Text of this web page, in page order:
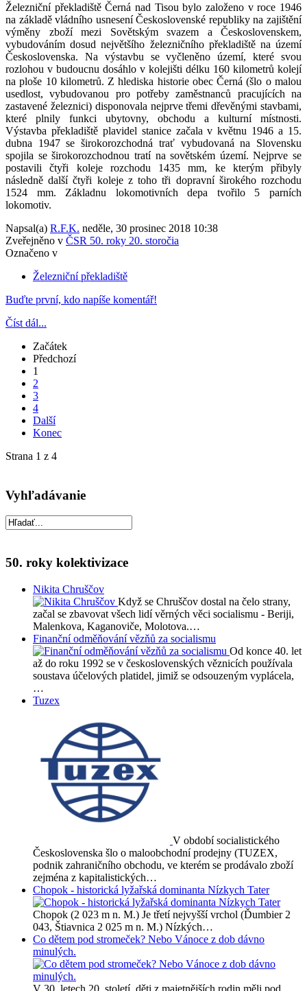
Železniční překladiště Černá nad Tisou bylo založeno v roce 1946
na základě vládního usnesení Československé republiky na zajištění
výměny zboží mezi Sovětským svazem a Československem,
vybudováním dosud největšího železničního překladiště na území
Československa. Na výstavbu se vyčleněno území, které svou
rozlohou v budoucnu dosáhlo v kolejišti délku 160 kilometrů kolejí
na ploše 10 kilometrů. Z hlediska historie obec Černá (šlo o malou
usedlost, vybudovanou pro potřeby zaměstnanců pracujících na
zastavené železnici) disponovala nejprve třemi dřevěnými stavbami,
které plnily funkci ubytovny, obchodu a kulturní místnosti.
Výstavba překladiště plavidel stanice začala v květnu 1946 a 15.
dubna 1947 se širokorozchodná trať vybudovaná na Slovensku
spojila se širokorozchodnou tratí na sovětském území. Nejprve se
postavili čtyři koleje rozchodu 1435 mm, ke kterým přibyly
následně další čtyři koleje z toho tři dopravní širokého rozchodu
1524 mm. Základnu lokomotivních depa tvořilo 5 parních
lokomotiv.
Napsal(a) R.F.K. neděle, 30 prosinec 2018 10:38
Zveřejněno v ČSR 50. roky 20. storočia
Označeno v
Železniční překladiště
Buďte první, kdo napíše komentář!
Číst dál...
Začátek
Předchozí
1
2
3
4
Další
Konec
Strana 1 z 4
Vyhľadávanie
50. roky kolektivizace
Nikita Chruščov
Když se Chruščov dostal na čelo strany,
začal se zbavovat všech lidí věrných věci socialismu - Beriji,
Malenkova, Kaganoviče, Molotova.…
Finanční odměňování vězňů za socialismu
Od konce 40. let
až do roku 1992 se v československých věznicích používala
soustava účelových platidel, jimiž se odsouzeným vyplácela,
…
Tuzex
V období socialistického
Československa šlo o maloobchodní prodejny (TUZEX,
podnik zahraničního obchodu, ve kterém se prodávalo zboží
zejména z kapitalistických…
Chopok - historická lyžařská dominanta Nízkych Tater
Chopok (2 023 m n. M.) Je třetí nejvyšší vrchol (Ďumbier 2
043, Štiavnica 2 025 m n. M.) Nízkých…
Co dětem pod stromeček? Nebo Vánoce z dob dávno
minulých.
V 30. letech 20. století, děti z majetnějších rodin měli pod